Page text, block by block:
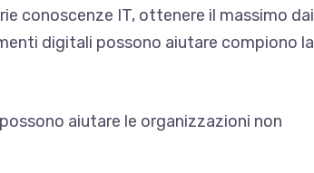
conoscenze IT, ottenere il massimo dai
digitali possono aiutare compiono la
aiutare le organizzazioni non